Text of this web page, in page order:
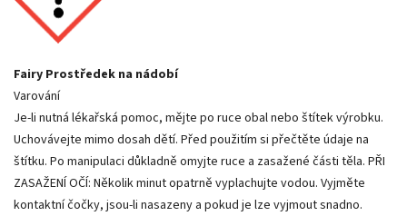
Fairy Prostředek na nádobí
Varování
Je-li nutná lékařská pomoc, mějte po ruce obal nebo štítek výrobku.
Uchovávejte mimo dosah dětí. Před použitím si přečtěte údaje na
štítku. Po manipulaci důkladně omyjte ruce a zasažené části těla. PŘI
ZASAŽENÍ OČÍ: Několik minut opatrně vyplachujte vodou. Vyjměte
kontaktní čočky, jsou-li nasazeny a pokud je lze vyjmout snadno.